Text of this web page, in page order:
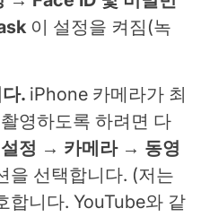
이 설정을 켜짐(녹
. iPhone 카메라가 최
영하도록 하려면 다
설정 → 카메라 → 동영
을 선택합니다. (저는
합니다. YouTube와 같